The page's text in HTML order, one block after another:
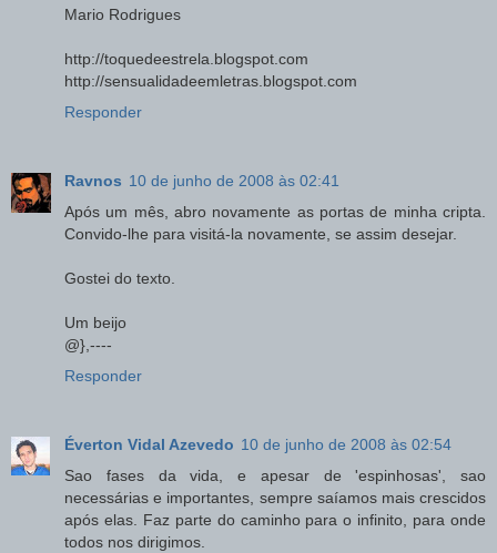
Mario Rodrigues
http://toquedeestrela.blogspot.com
http://sensualidadeemletras.blogspot.com
Responder
Ravnos 10 de junho de 2008 às 02:41
Após um mês, abro novamente as portas de minha cripta.
Convido-lhe para visitá-la novamente, se assim desejar.
Gostei do texto.
Um beijo
@},----
Responder
Éverton Vidal Azevedo 10 de junho de 2008 às 02:54
Sao fases da vida, e apesar de 'espinhosas', sao
necessárias e importantes, sempre saíamos mais crescidos
após elas. Faz parte do caminho para o infinito, para onde
todos nos dirigimos.